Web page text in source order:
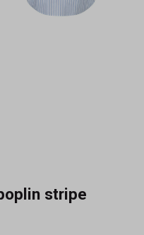
stripe